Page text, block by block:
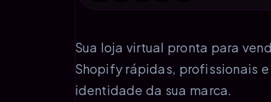
Sua loja virtual pronta para
Shopify rápidas, profissionais
identidade da sua marca.